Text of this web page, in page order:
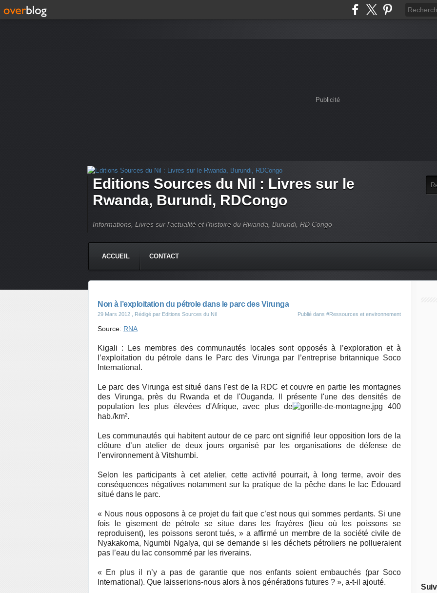
Publicité
Editions Sources du Nil : Livres sur le
Rwanda, Burundi, RDCongo
Informations, Livres sur l'actualité et l'histoire du Rwanda, Burundi, RD Congo
ACCUEIL CONTACT
Non à l’exploitation du pétrole dans le parc des Virunga
29 Mars 2012 , Rédigé par Editions Sources du Nil Publié dans #Ressources et environnement
Source: RNA
Kigali : Les membres des communautés locales sont opposés à l’exploration et à
l’exploitation du pétrole dans le Parc des Virunga par l’entreprise britannique Soco
International.
Le parc des Virunga est situé dans l'est de la RDC et couvre en partie les montagnes
des Virunga, près du Rwanda et de l'Ouganda. Il présente l'une des densités de
population les plus élevées d'Afrique, avec plus de
400
hab./km².
Les communautés qui habitent autour de ce parc ont signifié leur opposition lors de la
clôture d’un atelier de deux jours organisé par les organisations de défense de
l’environnement à Vitshumbi.
Selon les participants à cet atelier, cette activité pourrait, à long terme, avoir des
conséquences négatives notamment sur la pratique de la pêche dans le lac Edouard
situé dans le parc.
« Nous nous opposons à ce projet du fait que c’est nous qui sommes perdants. Si une
fois le gisement de pétrole se situe dans les frayères (lieu où les poissons se
reproduisent), les poissons seront tués, » a affirmé un membre de la société civile de
Nyakakoma, Ngumbi Ngalya, qui se demande si les déchets pétroliers ne pollueraient
pas l’eau du lac consommé par les riverains.
« En plus il n’y a pas de garantie que nos enfants soient embauchés (par Soco
International). Que laisserions-nous alors à nos générations futures ? », a-t-il ajouté.